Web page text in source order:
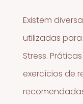
Existem
utilizadas
Stress.
exercícios de